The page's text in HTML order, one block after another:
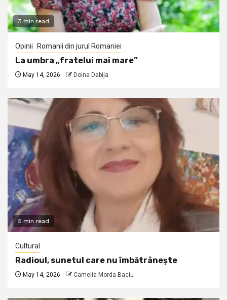
3 min read
Opinii Romanii din jurul Romaniei
La umbra „fratelui mai mare”
May 14, 2026 Doina Dabija
5 min read
Cultural
Radioul, sunetul care nu îmbătrânește
May 14, 2026 Camelia Morda Baciu